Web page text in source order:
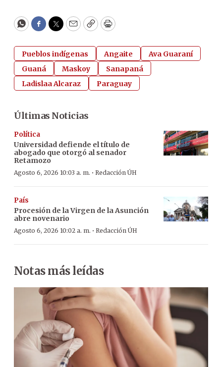
WhatsApp
Facebook
Twitter
EmailCopyPrint
Pueblos indígenas Angaite
Ava Guaraní
Guaná
Maskoy
Sanapaná
Ladislaa Alcaraz
Paraguay
Últimas Noticias
Política
Universidad defiende el título de
abogado que otorgó al senador
Retamozo
Agosto 6, 2026 10:03 a. m. · Redacción ÚH
País
Procesión de la Virgen de la Asunción
abre novenario
Agosto 6, 2026 10:02 a. m. · Redacción ÚH
Notas más leídas